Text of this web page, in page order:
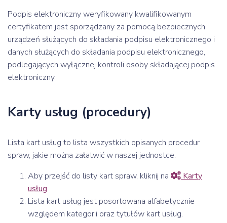
Podpis elektroniczny weryfikowany kwalifikowanym
certyfikatem jest sporządzany za pomocą bezpiecznych
urządzeń służących do składania podpisu elektronicznego i
danych służących do składania podpisu elektronicznego,
podlegających wyłącznej kontroli osoby składającej podpis
elektroniczny.
Karty usług (procedury)
Lista kart usług to lista wszystkich opisanych procedur
spraw, jakie można załatwić w naszej jednostce.
Aby przejść do listy kart spraw, kliknij na
Karty
usług
Lista kart usług jest posortowana alfabetycznie
względem kategorii oraz tytułów kart usług.